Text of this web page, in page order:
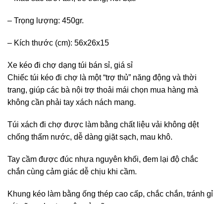
– Trọng lượng: 450gr.
– Kích thước (cm): 56x26x15
Xe kéo đi chợ dạng túi bán sỉ, giá sỉ
Chiếc túi kéo đi chợ là một “trợ thủ” năng động và thời
trang, giúp các bà nội trợ thoải mái chọn mua hàng mà
không cần phải tay xách nách mang.
Túi xách đi chợ được làm bằng chất liệu vải không dệt
chống thấm nước, dễ dàng giặt sạch, mau khô.
Tay cầm được đúc nhựa nguyên khối, đem lại độ chắc
chắn cùng cảm giác dễ chịu khi cầm.
Khung kéo làm bằng ống thép cao cấp, chắc chắn, tránh gỉ